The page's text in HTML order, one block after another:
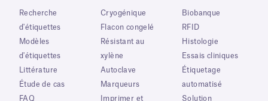
Recherche
d'étiquettes
Modèles
d'étiquettes
Littérature
Étude de cas
FAQ
Cryogénique
Flacon congelé
Résistant au
xylène
Autoclave
Marqueurs
Imprimer et
Biobanque
RFID
Histologie
Essais cliniques
Étiquetage
automatisé
Solution